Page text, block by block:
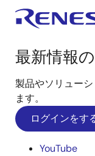
最新情報
製品やソリュー
ます。
ログインをす
YouTube